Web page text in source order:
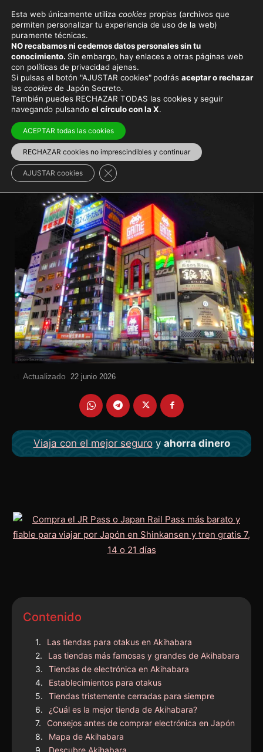
Viajar a Japón Lugares secretos
De tiendas por Akihabara:
electrónica, manga, anime y
más
Un paraíso de las compras para otakus, frikis, gamers
y demás fauna
Tokio > Akihabara Turismo otaku
Actualizado 22 junio 2026
Viaja con el mejor seguroy ahorra dinero
Contenido
Las tiendas para otakus en Akihabara
Las tiendas más famosas y grandes de Akihabara
Tiendas de electrónica en Akihabara
Establecimientos para otakus
Tiendas tristemente cerradas para siempre
¿Cuál es la mejor tienda de Akihabara?
Consejos antes de comprar electrónica en Japón
Mapa de Akihabara
Descubre Akihabara
Esta web únicamente utiliza cookies propias (archivos que
permiten personalizar tu experiencia de uso de la web)
puramente técnicas.
NO recabamos ni cedemos datos personales sin tu
conocimiento. Sin embargo, hay enlaces a otras páginas web
con políticas de privacidad ajenas.
Si pulsas el botón "AJUSTAR cookies" podrás aceptar o rechazar
las cookies de Japón Secreto.
También puedes RECHAZAR TODAS las cookies y seguir
navegando pulsando el círculo con la X.
ACEPTAR todas las cookies
RECHAZAR cookies no imprescindibles y continuar
AJUSTAR cookies Cerrar el banner de cookies RGPD